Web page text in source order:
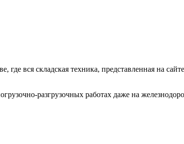
вся складская техника, представленная на
разгрузочных работах даже на